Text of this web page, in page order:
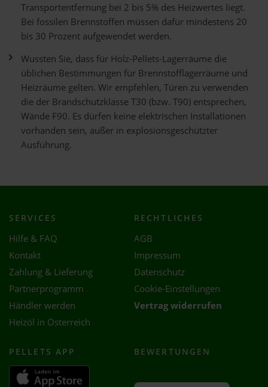
Transportentfernung bei 2 bis 5% des Heizwertes liegt.
Bei fossilen Brennstoffen müssen dafür mindestens 20
bis 30 Prozent aufgewendet werden.
Wussten Sie, dass für Holz-Pellets-Lagerräume die
üblichen Bestimmungen für Brennstofflagerräume und
Heizräume gelten. Wir empfehlen, Türen zu verwenden
die der Brandschutzklasse T30 (bzw. T90) entsprechen,
Wände F90. Es dürfen keine elektrischen Installationen
vorhanden sein, außer in explosionsgeschützter
Ausführung.
SERVICES
Hilfe & FAQ
Kontakt
Zahlung & Lieferung
Partnerprogramm
Händler werden
Heizöl in Österreich
RECHTLICHES
AGB
Impressum
Datenschutz
Cookie-Einstellungen
Vertrag widerrufen
PELLETS APP BEWERTUNGEN